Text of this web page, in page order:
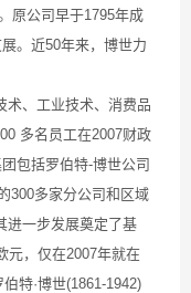
原公司早于1795年成
。近50年来，博世力
术、工业技术、消费品
多名员工在2007财政
包括罗伯特-博世公司
300多家分公司和区域
进一步发展奠定了基
元，仅在2007年就在
特·博世(1861-1942)